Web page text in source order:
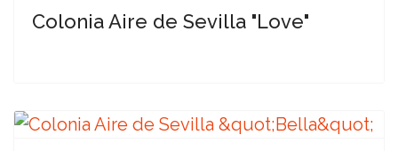
Colonia Aire de Sevilla "Love"